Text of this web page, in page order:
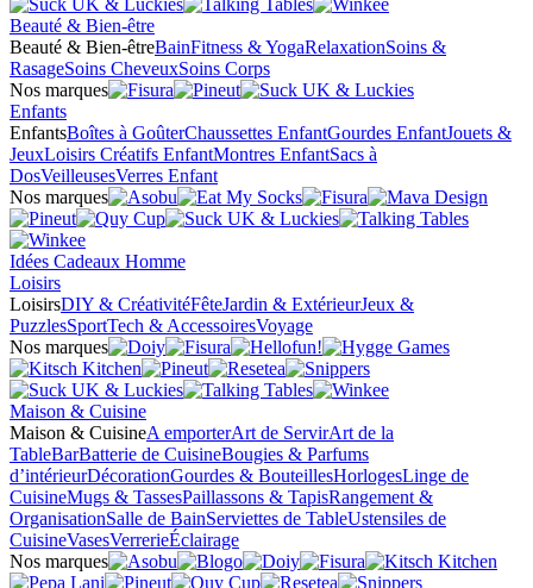
Beauté & Bien-être
Beauté & Bien-êtreBainFitness & YogaRelaxationSoins &
RasageSoins CheveuxSoins Corps
Nos marques
Enfants
EnfantsBoîtes à GoûterChaussettes EnfantGourdes EnfantJouets &
JeuxLoisirs Créatifs EnfantMontres EnfantSacs à
DosVeilleusesVerres Enfant
Nos marques
Idées Cadeaux Homme
Loisirs
LoisirsDIY & CréativitéFêteJardin & ExtérieurJeux &
PuzzlesSportTech & AccessoiresVoyage
Nos marques
Maison & Cuisine
Maison & CuisineA emporterArt de ServirArt de la
TableBarBatterie de CuisineBougies & Parfums
d’intérieurDécorationGourdes & BouteillesHorlogesLinge de
CuisineMugs & TassesPaillassons & TapisRangement &
OrganisationSalle de BainServiettes de TableUstensiles de
CuisineVasesVerrerieÉclairage
Nos marques